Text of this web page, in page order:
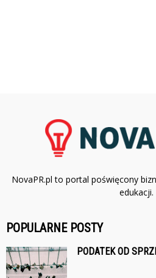
NovaPR.pl to portal poświęcony
edukacji.
POPULARNE POSTY
PODATEK OD